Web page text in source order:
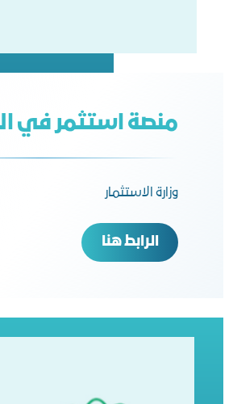
منصة استثمر في
وزارة الاستثمار
الرابط هنا